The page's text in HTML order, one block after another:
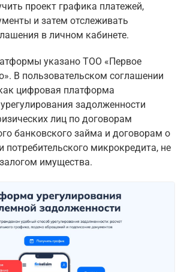
проект графика платежей,
и затем отслеживать
в личном кабинете.
указано ТОО «Первое
В пользовательском соглашении
цифровая платформа
задолженности
лиц по договорам
банковского займа и договорам о
потребительского микрокредита, не
имущества.